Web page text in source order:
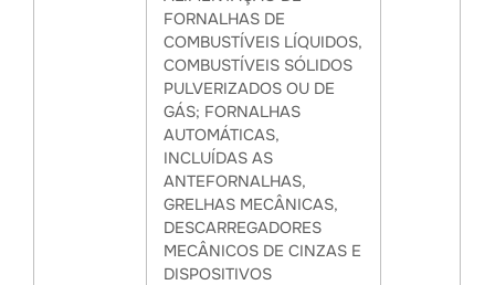
FORNALHAS DE
COMBUSTÍVEIS LÍQUIDOS,
COMBUSTÍVEIS SÓLIDOS
PULVERIZADOS OU DE
GÁS; FORNALHAS
AUTOMÁTICAS,
INCLUÍDAS AS
ANTEFORNALHAS,
GRELHAS MECÂNICAS,
DESCARREGADORES
MECÂNICOS DE CINZAS E
DISPOSITIVOS